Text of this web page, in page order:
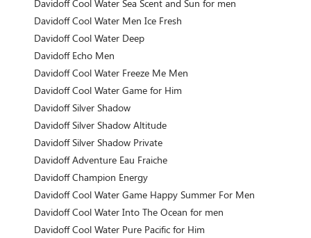
Davidoff Cool Water Sea Scent and Sun for men
Davidoff Cool Water Men Ice Fresh
Davidoff Cool Water Deep
Davidoff Echo Men
Davidoff Cool Water Freeze Me Men
Davidoff Cool Water Game for Him
Davidoff Silver Shadow
Davidoff Silver Shadow Altitude
Davidoff Silver Shadow Private
Davidoff Adventure Eau Fraiche
Davidoff Champion Energy
Davidoff Cool Water Game Happy Summer For Men
Davidoff Cool Water Into The Ocean for men
Davidoff Cool Water Pure Pacific for Him